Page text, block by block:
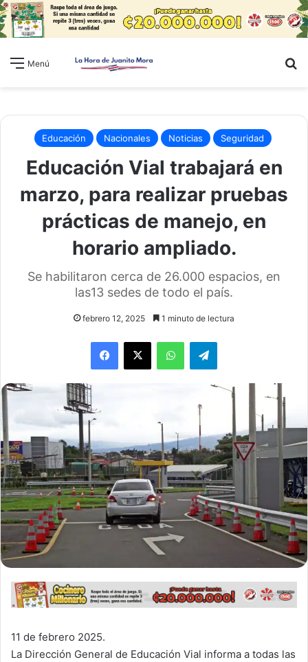
Menú
Educación Nacionales Noticias Seguridad
Educación Vial trabajará en
marzo, para realizar pruebas
prácticas de manejo, en
horario ampliado.
Se habilitaron cerca de 26.000 espacios, en
las13 sedes de todo el país.
febrero 12, 2025 1 minuto de lectura
WhatsAppTelegram
11 de febrero 2025.
La Dirección General de Educación Vial informa a todas las